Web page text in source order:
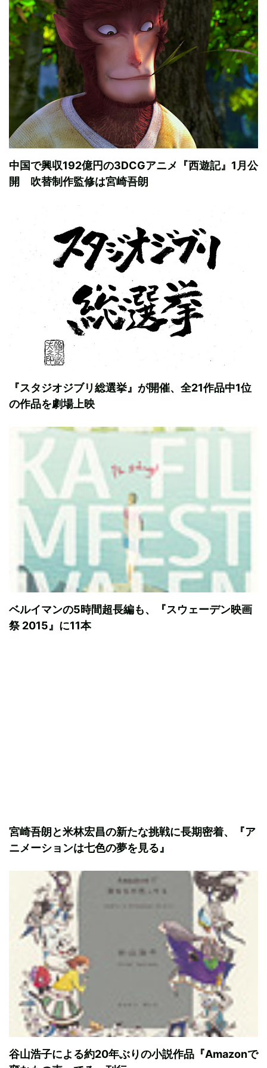
中国で興収192億円の3DCGアニメ『西遊記』1月公
開 吹替制作監修は宮崎吾朗
『スタジオジブリ総選挙』が開催、全21作品中1位
の作品を劇場上映
ベルイマンの5時間超長編も、『スウェーデン映画
祭 2015』に11本
宮崎吾朗と米林宏昌の新たな挑戦に長期密着、『ア
ニメーションは七色の夢を見る』
谷山浩子による約20年ぶりの小説作品『Amazonで